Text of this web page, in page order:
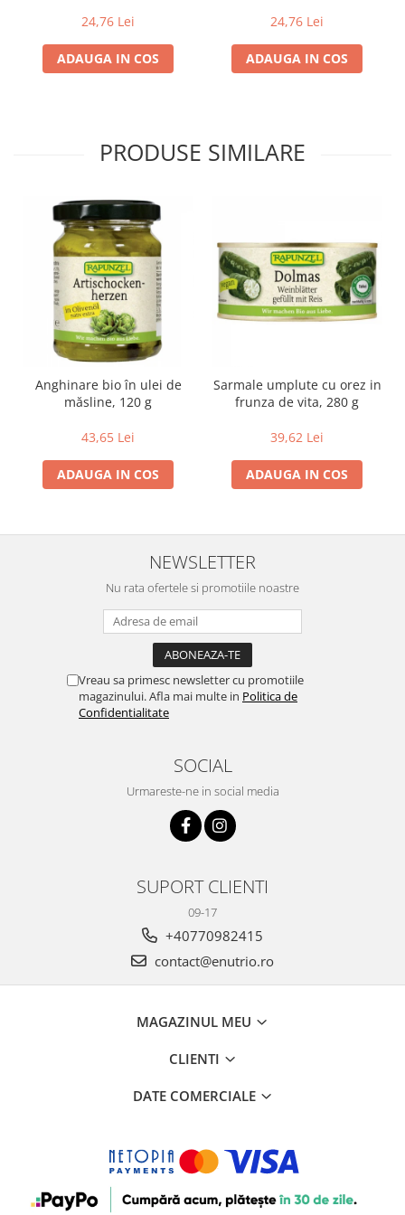
Lapte bio si bauturi vegetale
Sirop bio
Sucuri din fructe si legume bio
Superalimente bio
Grasimi bio
Otet bio
Ulei bio
Ulei de masline bio
Uleiuri esentiale alimentare bio
Uleiuri Oxyguard
24,76 Lei
ADAUGA IN COS
24,76 Lei
ADAUGA IN COS
PRODUSE SIMILARE
Anghinare bio în ulei de
măsline, 120 g
43,65 Lei
ADAUGA IN COS
Sarmale umplute cu orez in
frunza de vita, 280 g
39,62 Lei
ADAUGA IN COS
NEWSLETTER
Nu rata ofertele si promotiile noastre
Vreau sa primesc newsletter cu promotiile
magazinului. Afla mai multe in Politica de
Confidentialitate
SOCIAL
Urmareste-ne in social media
SUPORT CLIENTI
09-17
+40770982415
contact@enutrio.ro
MAGAZINUL MEU
CLIENTI
DATE COMERCIALE